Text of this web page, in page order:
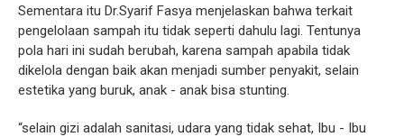
Sementara itu Dr.Syarif Fasya menjelaskan bahwa terkait
pengelolaan sampah itu tidak seperti dahulu lagi. Tentunya
pola hari ini sudah berubah, karena sampah apabila tidak
dikelola dengan baik akan menjadi sumber penyakit, selain
estetika yang buruk, anak - anak bisa stunting.
“selain gizi adalah sanitasi, udara yang tidak sehat, Ibu - Ibu